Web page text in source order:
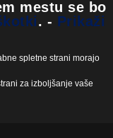
mestu se bo
. - Prikaži
spletne strani morajo
za izboljšanje vaše